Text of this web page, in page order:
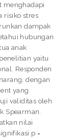
menghadapi
risiko stres
dampak
hubungan
anak
yaitu
Responden
dengan
yang
validitas oleh
Spearman.
nilai
p =